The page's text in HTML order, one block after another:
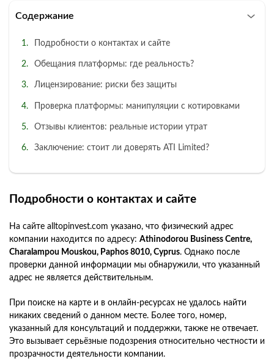
Содержание
Подробности о контактах и сайте
Обещания платформы: где реальность?
Лицензирование: риски без защиты
Проверка платформы: манипуляции с котировками
Отзывы клиентов: реальные истории утрат
Заключение: стоит ли доверять ATI Limited?
Подробности о контактах и сайте
На сайте alltopinvest.com указано, что физический адрес
компании находится по адресу: Athinodorou Business Centre,
Charalampou Mouskou, Paphos 8010, Cyprus. Однако после
проверки данной информации мы обнаружили, что указанный
адрес не является действительным.
При поиске на карте и в онлайн-ресурсах не удалось найти
никаких сведений о данном месте. Более того, номер,
указанный для консультаций и поддержки, также не отвечает.
Это вызывает серьёзные подозрения относительно честности и
прозрачности деятельности компании.